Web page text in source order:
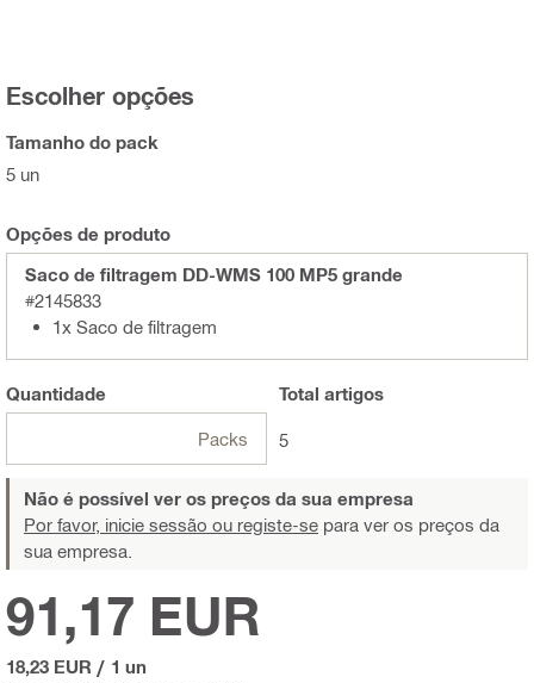
Escolher opções
Tamanho do pack
5 un
Opções de produto
Saco de filtragem DD-WMS 100 MP5 grande
#2145833
1x Saco de filtragem
Quantidade
Packs
Total artigos
5
Não é possível ver os preços da sua empresa
Por favor, inicie sessão ou registe-se para ver os preços da
sua empresa.
91,17 EUR
18,23 EUR / 1 un